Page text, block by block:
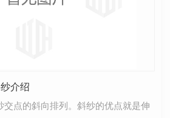
介绍
交点的斜向排列。斜纱的优点就是伸